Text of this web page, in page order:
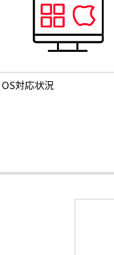
OS対応状況